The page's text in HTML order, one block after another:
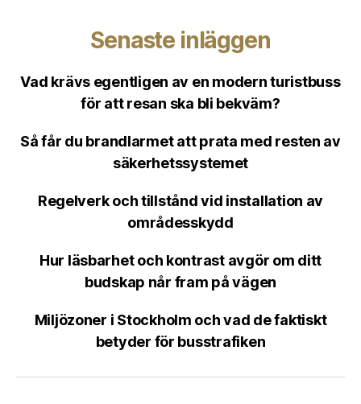
Senaste inläggen
Vad krävs egentligen av en modern turistbuss
för att resan ska bli bekväm?
Så får du brandlarmet att prata med resten av
säkerhetssystemet
Regelverk och tillstånd vid installation av
områdesskydd
Hur läsbarhet och kontrast avgör om ditt
budskap når fram på vägen
Miljözoner i Stockholm och vad de faktiskt
betyder för busstrafiken